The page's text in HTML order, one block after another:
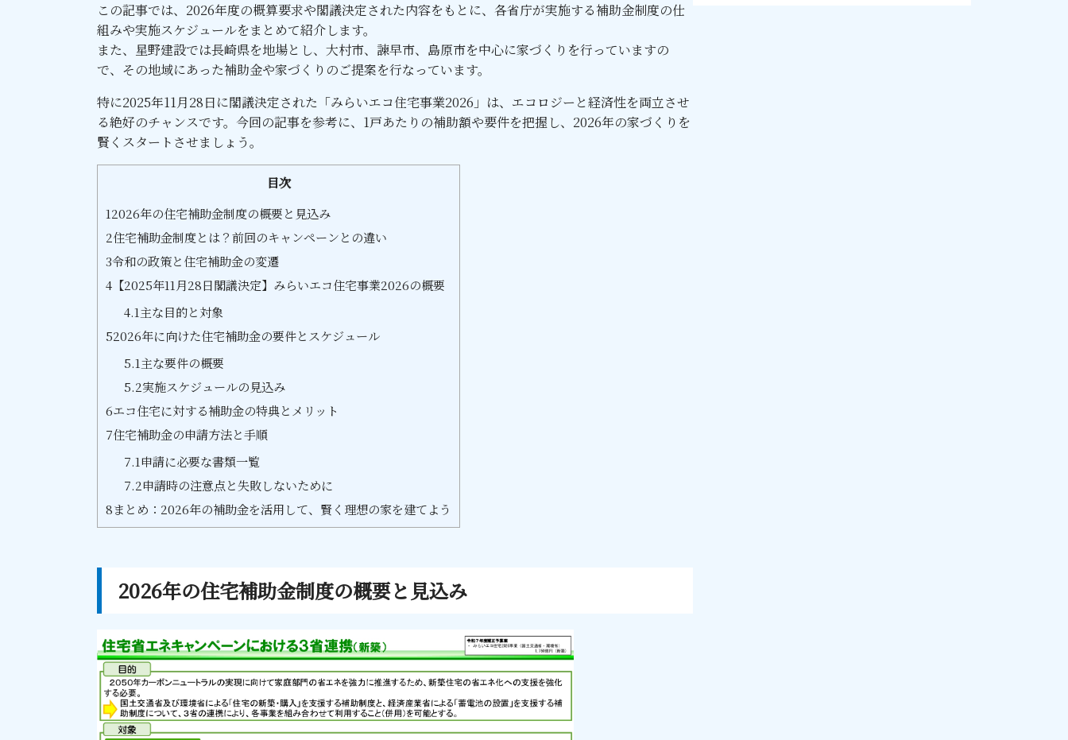
ブランド
施工事例
星野建設Sシリーズの6つの特徴
お役立ちコラム
お知らせ
この記事では、2026年度の概算要求や閣議決定された内容をもとに、各省庁が実施する補助金制度の仕
組みや実施スケジュールをまとめて紹介します。
また、星野建設では長崎県を地場とし、大村市、諫早市、島原市を中心に家づくりを行っていますの
で、その地域にあった補助金や家づくりのご提案を行なっています。
特に2025年11月28日に閣議決定された「みらいエコ住宅事業2026」は、エコロジーと経済性を両立させ
る絶好のチャンスです。今回の記事を参考に、1戸あたりの補助額や要件を把握し、2026年の家づくりを
賢くスタートさせましょう。
目次
12026年の住宅補助金制度の概要と見込み
2住宅補助金制度とは？前回のキャンペーンとの違い
3令和の政策と住宅補助金の変遷
4 【2025年11月28日閣議決定】みらいエコ住宅事業2026の概要
4.1主な目的と対象
52026年に向けた住宅補助金の要件とスケジュール
5.1主な要件の概要
5.2実施スケジュールの見込み
6エコ住宅に対する補助金の特典とメリット
7住宅補助金の申請方法と手順
7.1申請に必要な書類一覧
7.2申請時の注意点と失敗しないために
8まとめ：2026年の補助金を活用して、賢く理想の家を建てよう
2026年の住宅補助金制度の概要と見込み